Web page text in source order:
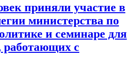
приняли участие в
министерства по
и семинаре для
работающих с